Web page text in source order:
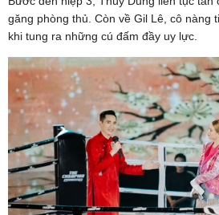
găng phòng thủ. Còn về Gil Lê, cô nàng
khi tung ra những cú đấm đầy uy lực.